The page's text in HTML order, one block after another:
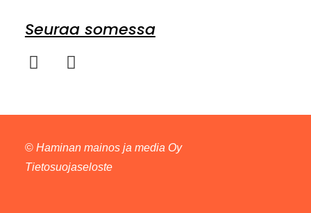
Seuraa somessa
© Haminan mainos ja media Oy
Tietosuojaseloste